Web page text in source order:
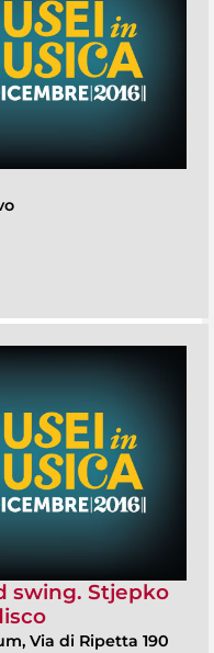
swing. Stjepko
Via di Ripetta 190